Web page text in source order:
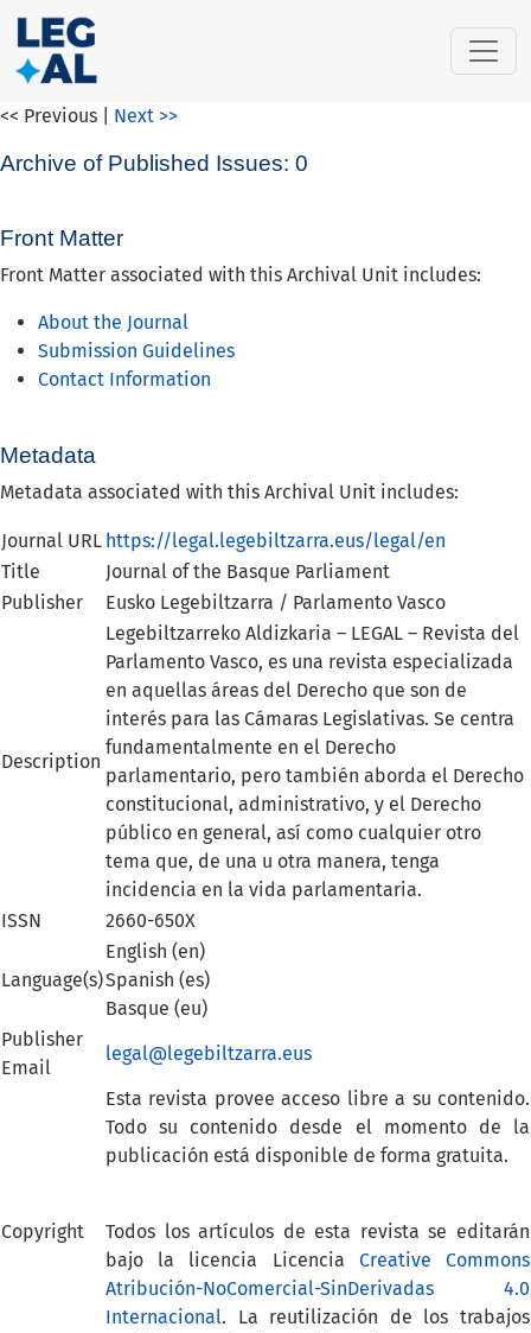
LOCKSS Publisher Manifest
<< Previous Next >>
Archive of Published Issues: 0
Front Matter
Front Matter associated with this Archival Unit includes:
About the Journal
Submission Guidelines
Contact Information
Metadata
Metadata associated with this Archival Unit includes:
Journal URL https://legal.legebiltzarra.eus/legal/en
Title
Journal of the Basque Parliament
Publisher
Eusko Legebiltzarra / Parlamento Vasco
Description
Legebiltzarreko Aldizkaria – LEGAL – Revista del
Parlamento Vasco, es una revista especializada
en aquellas áreas del Derecho que son de
interés para las Cámaras Legislativas. Se centra
fundamentalmente en el Derecho
parlamentario, pero también aborda el Derecho
constitucional, administrativo, y el Derecho
público en general, así como cualquier otro
tema que, de una u otra manera, tenga
incidencia en la vida parlamentaria.
ISSN
2660-650X
Language(s)
English (en)
Spanish (es)
Basque (eu)
Publisher
Email
legal@legebiltzarra.eus
Copyright
Esta revista provee acceso libre a su contenido.
Todo su contenido desde el momento de la
publicación está disponible de forma gratuita.
Todos los artículos de esta revista se editarán
bajo la licencia Licencia Creative Commons
Atribución-NoComercial-SinDerivadas 4.0
Internacional. La reutilización de los trabajos